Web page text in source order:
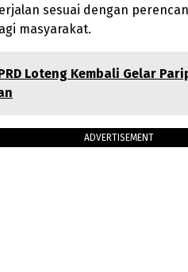
sesuai dengan
masyarakat.
Loteng Kembali Gelar
ADVERTISEMENT